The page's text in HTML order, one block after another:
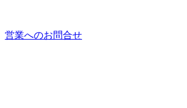
営業へのお問合せ